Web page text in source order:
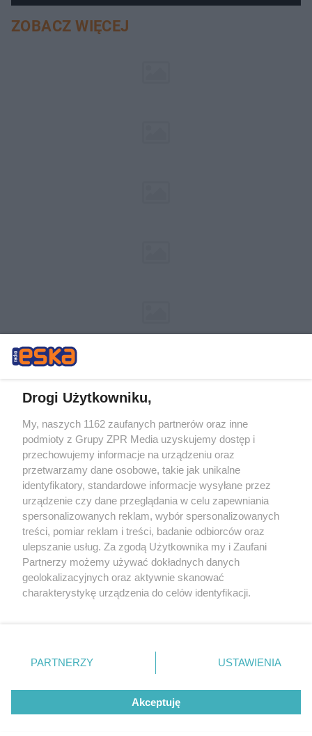
ZOBACZ WIĘCEJ
Żaden utwór zamieszczony w serwisie nie może być powielany i
rozpowszechniany lub dalej rozpowszechniany w jakikolwiek sposób (w
tym także elektroniczny lub mechaniczny) na jakimkolwiek polu
eksploatacji w jakiejkolwiek formie, włącznie z umieszczaniem w
Internecie bez pisemnej zgody właściciela praw. Jakiekolwiek użycie lub
wykorzystanie utworów w całości lub w części z naruszeniem prawa,
tzn. bez właściwej zgody, jest zabronione pod groźbą kary i może być
ścigane prawnie.
© 2026 Grupa ZPR Media
Drogi Użytkowniku,
My, naszych 1162 zaufanych partnerów oraz inne
podmioty z Grupy ZPR Media uzyskujemy dostęp i
przechowujemy informacje na urządzeniu oraz
przetwarzamy dane osobowe, takie jak unikalne
identyfikatory, standardowe informacje wysyłane przez
urządzenie czy dane przeglądania w celu zapewniania
spersonalizowanych reklam, wybór spersonalizowanych
treści, pomiar reklam i treści, badanie odbiorców oraz
ulepszanie usług. Za zgodą Użytkownika my i Zaufani
Partnerzy możemy używać dokładnych danych
geolokalizacyjnych oraz aktywnie skanować
charakterystykę urządzenia do celów identyfikacji.
zmienić/wycofać klikając przycisk ustawień prywatności
znajdujący się w lewym dolnym rogu strony
rodzaje przetwarzania danych nie wymagają zgody
użytkownika, ale masz prawo sprzeciwić się takiemu
przetwarzaniu. Preferencje będą miały zastosowanie tylko
PARTNERZY USTAWIENIA
Akceptuję